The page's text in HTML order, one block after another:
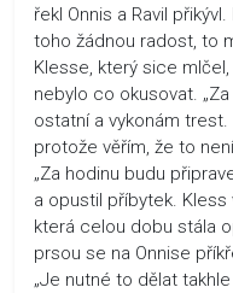
řekl Onnis a Ravil
toho žádnou radost, to
Klesse, který sice
nebylo co okusovat.
ostatní a vykonám
protože věřím, že to
„Za hodinu budu
a opustil příbytek. Kless
která celou dobu stála
prsou se na Onnise
„Je nutné to dělat